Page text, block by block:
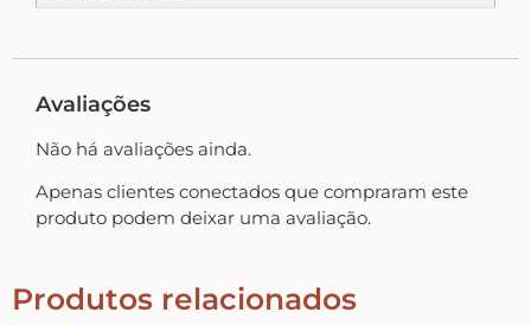
Pet – Animais
Placas de MDF
Mesa Posta Coração
Plaquinhas – Fundos – Molduras e Shaker Box
Avaliações
Não há avaliações ainda.
Apenas clientes conectados que compraram este
produto podem deixar uma avaliação.
Produtos relacionados